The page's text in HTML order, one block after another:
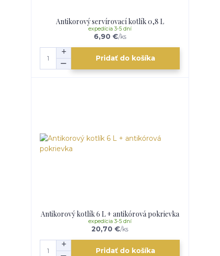
Antikorový servírovací kotlík 0,8 L
6,90 €/ks
expedícia 3-5 dní
Pridať do košíka
Antikorový kotlík 6 L + antikórová pokrievka
20,70 €/ks
expedícia 3-5 dní
Pridať do košíka